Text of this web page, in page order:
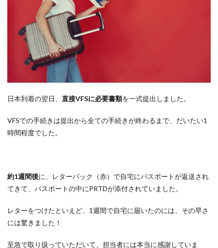
日本到着の翌日、 直接VFSに必要書類を一式提出しました。
VFSでの手続きは提出から全ての手続きが終わるまで、だいたい1
時間程度でした。
約1週間後に、レターパック（赤）で自宅にパスポートが返送され
てきて、パスポートの中にPRTDが添付されていました。
レターをつけたといえど、1週間で自宅に届いたのには、その早さ
には驚きました！
至急で取り扱っていただいて、担当者には本当に感謝していま